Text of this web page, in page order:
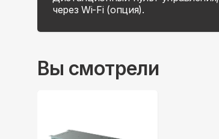
через Wi-Fi (опция).
Вы смотрели